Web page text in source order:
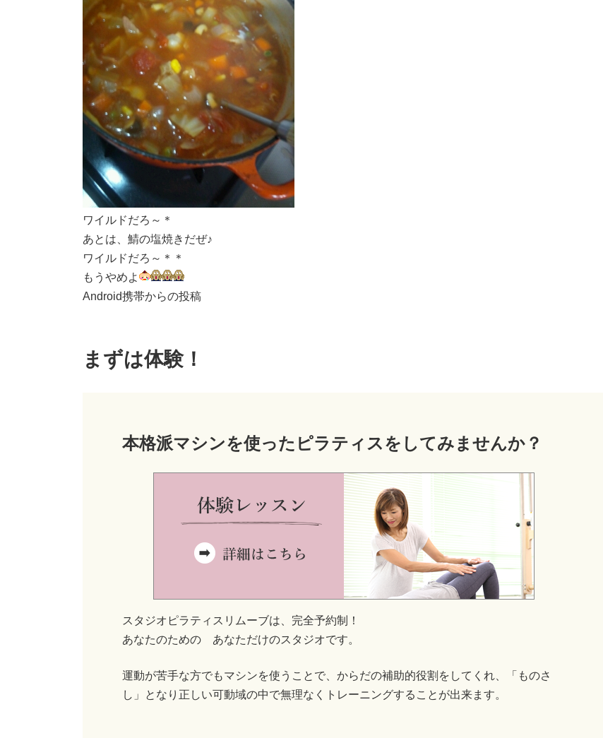
ワイルドだろ～＊
あとは、鯖の塩焼きだぜ♪
ワイルドだろ～＊＊
もうやめよ
Android携帯からの投稿
まずは体験！
本格派マシンを使ったピラティスをしてみませんか？
スタジオピラティスリムーブは、完全予約制！
あなたのための あなただけのスタジオです。
運動が苦手な方でもマシンを使うことで、からだの補助的役割をしてくれ、「ものさ
し」となり正しい可動域の中で無理なくトレーニングすることが出来ます。